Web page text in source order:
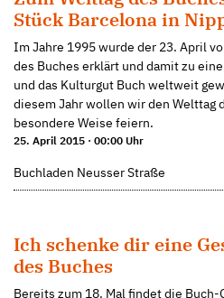
Stück Barcelona in
Im Jahre 1995 wurde der 23. April
des Buches erklärt und damit zu
und das Kulturgut Buch weltweit
diesem Jahr wollen wir den Welttag
besondere Weise feiern.
25. April 2015 · 00:00 Uhr
Buchladen Neusser Straße
Ich schenke dir eine
des Buches
Bereits zum 18. Mal findet die